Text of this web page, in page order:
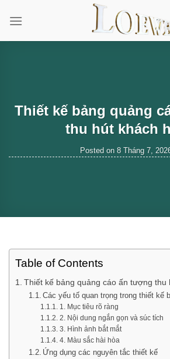
Thiết kế bảng quảng
thu hút khách
Posted on 8 Tháng 7,
Table of Contents
Thiết kế bảng quảng cáo ấn tượng thu
Các yếu tố quan trọng trong thiết kế
1. Mục tiêu rõ ràng
2. Nội dung ngắn gọn và súc tích
3. Hình ảnh bắt mắt
4. Màu sắc hài hòa
Ứng dụng các nguyên tắc thiết kế